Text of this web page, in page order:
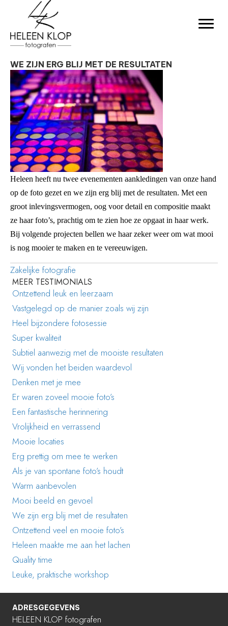
WE ZIJN ERG BLIJ MET DE RESULTATEN
Heleen heeft nu twee evenementen aankledingen van onze hand
op de foto gezet en we zijn erg blij met de resultaten. Met een
groot inlevingsvermogen, oog voor detail en compositie maakt
ze haar foto’s, prachtig om te zien hoe ze opgaat in haar werk.
Bij volgende projecten bellen we haar zeker weer om wat mooi
is nog mooier te maken en te vereeuwigen.
Zakelijke fotografie
MEER TESTIMONIALS
Ontzettend leuk en leerzaam
Vastgelegd op de manier zoals wij zijn
Heel bijzondere fotosessie
Super kwaliteit
Subtiel aanwezig met de mooiste resultaten
Wij vonden het beiden waardevol
Denken met je mee
Er waren zoveel mooie foto’s
Een fantastische herinnering
Vrolijkheid en verrassend
Mooie locaties
Erg prettig om mee te werken
Als je van spontane foto’s houdt
Warm aanbevolen
Mooi beeld en gevoel
We zijn erg blij met de resultaten
Ontzettend veel en mooie foto’s
Heleen maakte me aan het lachen
Quality time
Leuke, praktische workshop
ADRESGEGEVENS
HELEEN KLOP fotografen